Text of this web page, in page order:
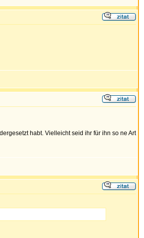
habt. Vielleicht seid ihr für ihn so ne Art